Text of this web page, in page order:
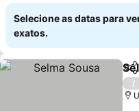
Selecione as datas para
exatos.
/